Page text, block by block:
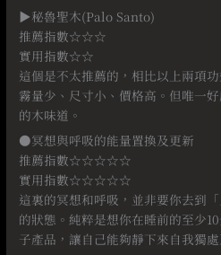
▶秘魯聖木(Palo Santo)
推薦指數☆☆☆
實用指數☆☆
這個是不太推薦的，相比以上兩項
霧量少、尺寸小、價格高。但唯一
的木味道。
●冥想與呼吸的能量置換及更新
推薦指數☆☆☆☆☆
實用指數☆☆☆☆☆
這裏的冥想和呼吸，並非要你去到
的狀態。純粹是想你在睡前的至少
子產品，讓自己能夠靜下來自我獨